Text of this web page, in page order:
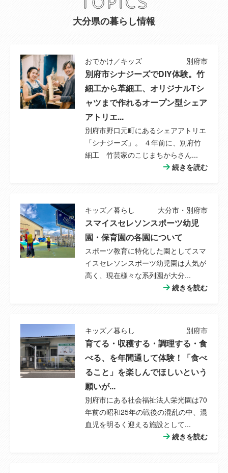
別府中央小学校
距離
中学校 中部中学校
中学校までの
--
市街化区域
Ｂ・Ｔ別、シャワー、室内洗濯機置場、給
その他制限事
項
--
情報公開日 2025年08月22日
取引条件の有
効期限
2026年08月14日
大分県の暮らし情報
おでかけ／キッズ 別府市
別府市シナジーズでDIY体験。竹
細工から革細工、オリジナルTシ
ャツまで作れるオープン型シェア
アトリエ...
別府市野口元町にあるシェアアトリエ
「シナジーズ」。 ４年前に、別府竹
細工 竹芸家のこじまちからさん...
続きを読む
キッズ／暮らし 大分市・別府市
スマイスセレソンスポーツ幼児
園・保育園の各園について
スポーツ教育に特化した園としてスマ
イスセレソンスポーツ幼児園は人気が
高く、現在様々な系列園が大分...
続きを読む
キッズ／暮らし 別府市
育てる・収穫する・調理する・食
べる、を年間通して体験！「食べ
ること」を楽しんでほしいという
願いが...
別府市にある社会福祉法人栄光園は70
年前の昭和25年の戦後の混乱の中、混
血児を明るく迎える施設として...
続きを読む